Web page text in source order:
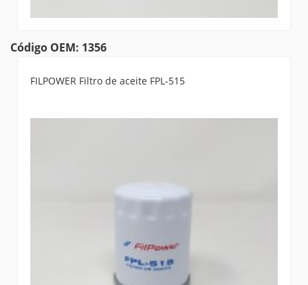
Código OEM: 1356
FILPOWER Filtro de aceite FPL-515